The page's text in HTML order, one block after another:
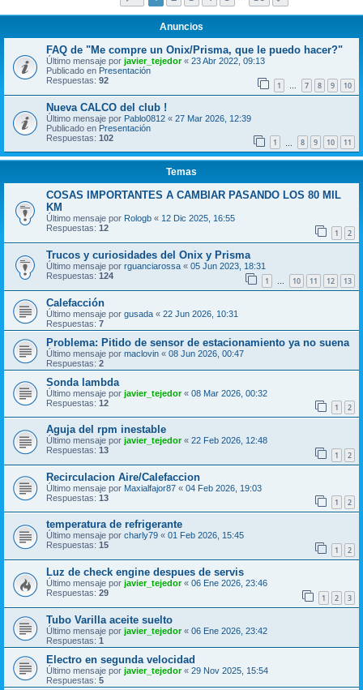
Anuncios
FAQ de "Me compre un Onix/Prisma, que le puedo hacer?"
Último mensaje por javier_tejedor« 23 Abr 2022, 09:13
Publicado en Presentación
Respuestas: 92 1 … 7 8 9 10
Nueva CALCO del club !
Último mensaje por Pablo0812 « 27 Mar 2026, 12:39
Publicado en Presentación
Respuestas: 102 1 8 9 10 11
Temas
COSAS IMPORTANTES A CAMBIAR PASANDO LOS 80 MIL
KM
Último mensaje por Rologb « 12 Dic 2025, 16:55
Respuestas: 12 1 2
Trucos y curiosidades del Onix y Prisma
Último mensaje por rguanciarossa « 05 Jun 2023, 18:31
Respuestas: 124 1 … 10 11 12 13
Calefacción
Último mensaje por gusada « 22 Jun 2026, 10:31
Respuestas: 7
Problema: Pitido de sensor de estacionamiento ya no suena
Último mensaje por maclovin « 08 Jun 2026, 00:47
Respuestas: 2
Sonda lambda
Último mensaje por javier_tejedor« 08 Mar 2026, 00:32
Respuestas: 12 1 2
Aguja del rpm inestable
Último mensaje por javier_tejedor« 22 Feb 2026, 12:48
Respuestas: 13 1 2
Recirculacion Aire/Calefaccion
Último mensaje por Maxialfajor87 « 04 Feb 2026, 19:03
Respuestas: 13 1 2
temperatura de refrigerante
Último mensaje por charly79 « 01 Feb 2026, 15:45
Respuestas: 15 1 2
Luz de check engine despues de servis
Último mensaje por javier_tejedor« 06 Ene 2026, 23:46
Respuestas: 29 1 2 3
Tubo Varilla aceite suelto
Último mensaje por javier_tejedor« 06 Ene 2026, 23:42
Respuestas: 1
Electro en segunda velocidad
Último mensaje por javier_tejedor« 29 Nov 2025, 15:54
Respuestas: 5